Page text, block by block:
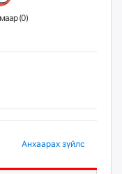
Үзэн ядмаар (0)
Анхаарах зүйлс